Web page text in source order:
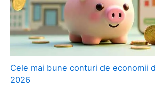
Cele mai bune conturi de economii
2026